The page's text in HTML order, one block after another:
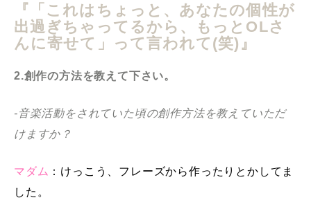
『「これはちょっと、あなたの個性が
出過ぎちゃってるから、もっとOLさ
んに寄せて」って言われて(笑)』
2.創作の方法を教えて下さい。
-音楽活動をされていた頃の創作方法を教えていただ
けますか？
マダム ：けっこう、フレーズから作ったりとかしてま
した。